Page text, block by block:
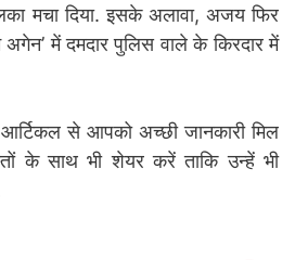
मचा दिया. इसके अलावा, अजय फिर
अगेन’ में दमदार पुलिस वाले के किरदार में
से आपको अच्छी जानकारी मिल
के साथ भी शेयर करें ताकि उन्हें भी